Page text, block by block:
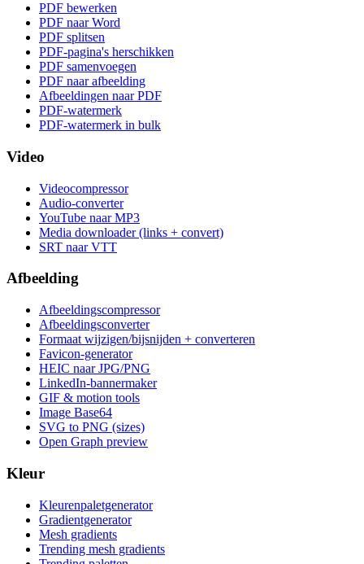
PDF bewerken
PDF naar Word
PDF splitsen
PDF-pagina's herschikken
PDF samenvoegen
PDF naar afbeelding
Afbeeldingen naar PDF
PDF-watermerk
PDF-watermerk in bulk
Video
Videocompressor
Audio-converter
YouTube naar MP3
Media downloader (links + convert)
SRT naar VTT
Afbeelding
Afbeeldingscompressor
Afbeeldingsconverter
Formaat wijzigen/bijsnijden + converteren
Favicon-generator
HEIC naar JPG/PNG
LinkedIn-bannermaker
GIF & motion tools
Image Base64
SVG to PNG (sizes)
Open Graph preview
Kleur
Kleurenpaletgenerator
Gradientgenerator
Mesh gradients
Trending mesh gradients